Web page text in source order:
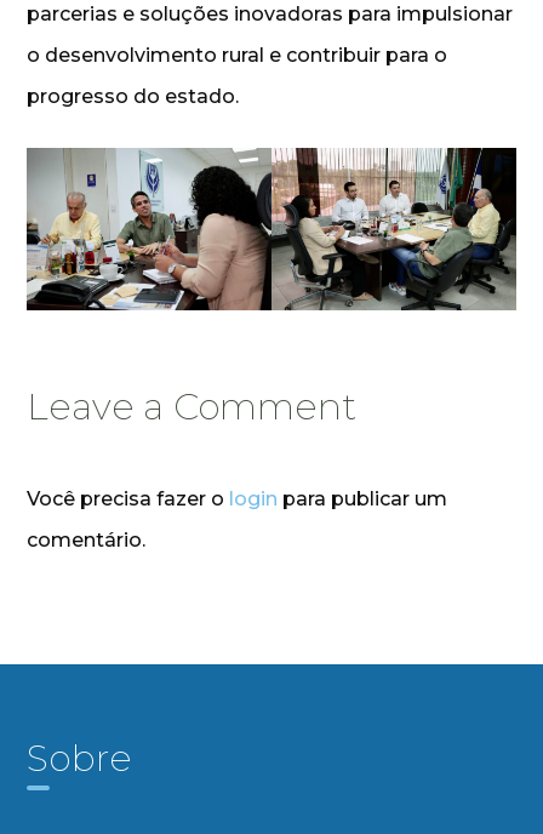
parcerias e soluções inovadoras para impulsionar
o desenvolvimento rural e contribuir para o
progresso do estado.
Leave a Comment
Você precisa fazer o login para publicar um
comentário.
Sobre